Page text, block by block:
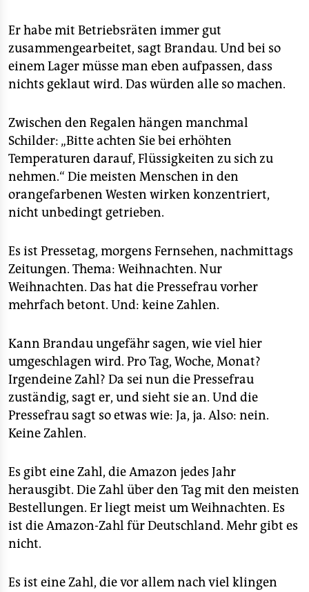
Er habe mit Betriebsräten immer gut
zusammengearbeitet, sagt Brandau. Und bei so
einem Lager müsse man eben aufpassen, dass
nichts geklaut wird. Das würden alle so machen.
Zwischen den Regalen hängen manchmal
Schilder: „Bitte achten Sie bei erhöhten
Temperaturen darauf, Flüssigkeiten zu sich zu
nehmen.“ Die meisten Menschen in den
orangefarbenen Westen wirken konzentriert,
nicht unbedingt getrieben.
Es ist Pressetag, morgens Fernsehen, nachmittags
Zeitungen. Thema: Weihnachten. Nur
Weihnachten. Das hat die Pressefrau vorher
mehrfach betont. Und: keine Zahlen.
Kann Brandau ungefähr sagen, wie viel hier
umgeschlagen wird. Pro Tag, Woche, Monat?
Irgendeine Zahl? Da sei nun die Pressefrau
zuständig, sagt er, und sieht sie an. Und die
Pressefrau sagt so etwas wie: Ja, ja. Also: nein.
Keine Zahlen.
Es gibt eine Zahl, die Amazon jedes Jahr
herausgibt. Die Zahl über den Tag mit den meisten
Bestellungen. Er liegt meist um Weihnachten. Es
ist die Amazon-Zahl für Deutschland. Mehr gibt es
nicht.
Es ist eine Zahl, die vor allem nach viel klingen